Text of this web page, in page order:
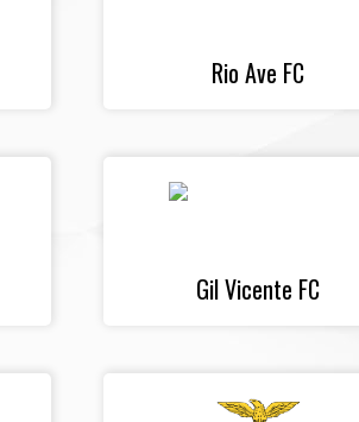
Rio Ave FC
Gil Vicente FC